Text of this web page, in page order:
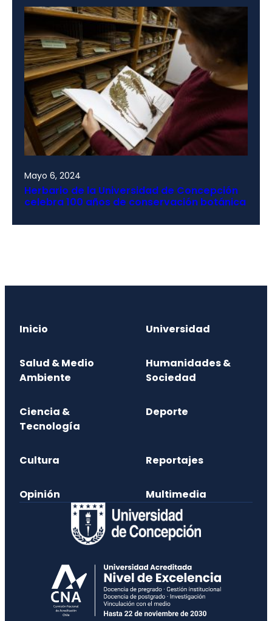
Mayo 6, 2024
Herbario de la Universidad de Concepción
celebra 100 años de conservación botánica
Inicio Universidad
Salud & Medio
Ambiente
Humanidades &
Sociedad
Ciencia &
Tecnología
Deporte
Cultura Reportajes
Opinión Multimedia